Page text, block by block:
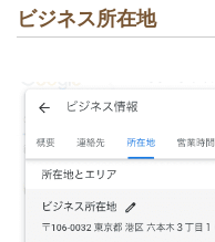
ビジネス所在地